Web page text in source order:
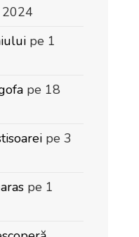
pe 1
pe 18
pe 3
pe 1